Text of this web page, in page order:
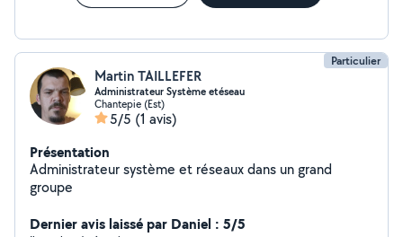
Particulier
Martin TAILLEFER
Administrateur Système etéseau
Chantepie (Est)
5/5 (1 avis)
Présentation
Administrateur système et réseaux dans un grand
groupe
Dernier avis laissé par Daniel : 5/5